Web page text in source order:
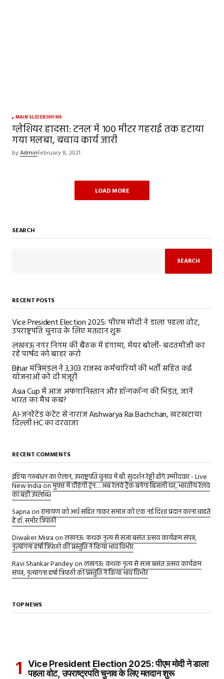
MAIN SLIDERउत्तराखंड
ग्लेशियर हादसा: टनल में 100 मीटर गहराई तक हटाया
गया मलबा, बचाव कार्य जारी
byAdminFebruary 8, 2021
LOAD MORE
SEARCH
SEARCH
RECENT POSTS
Vice President Election 2025: पीएम मोदी ने डाला पहला वोट,
उपराष्ट्रपति चुनाव के लिए मतदान शुरू
लखनऊ नगर निगम की बैठक में हंगामा, मेयर बोलीं- बदतमीजी कर
रहे पार्षद को बाहर करो
Bihar मंत्रिमंडल ने 3,303 राजस्व कर्मचारियों की भर्ती सहित कई
योजनाओं को दी मंजूरी
Asia Cup में आज अफगानिस्तान और हॉन्गकॉन्ग की भिड़ंत, जानें
भारत का मैच कब?
AI-जनरेटेड कंटेंट से नाराज Aishwarya Rai Bachchan, खटखटाया
दिल्ली HC का दरवाजा
RECENT COMMENTS
इंडिया गठबंधन का ऐलान, उपराष्ट्रपति चुनाव में बी. सुदर्शन रेड्डी होंगे उम्मीदवार - Live
New Indiaonमुफ्त में दौड़ेगी ट्रेन… अब रेलवे ट्रैक बनेगा बिजली घर, भारतीय रेलवे
का बड़ी उपलब्धि
Sapnaonरामायण को अर्थ सहित गाकर समाज को एक नई दिशा प्रदान करना चाहते
हैं डॉ. समीर त्रिपाठी
Diwaker Misraonलखनऊ: कथक नृत्य से सजा बसंत उत्सव कार्यक्रम संपन्न,
नृत्यांगना हर्षा त्रिपाठी की प्रस्तुति ने किया भाव विभोर
Ravi Shankar Pandeyonलखनऊ: कथक नृत्य से सजा बसंत उत्सव कार्यक्रम
संपन्न, नृत्यांगना हर्षा त्रिपाठी की प्रस्तुति ने किया भाव विभोर
TOP NEWS
Vice President Election 2025: पीएम मोदी ने डाला
पहला वोट, उपराष्ट्रपति चुनाव के लिए मतदान शुरू